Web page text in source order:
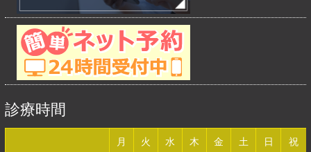
診療時間
月 火 水 木 金 土 日 祝